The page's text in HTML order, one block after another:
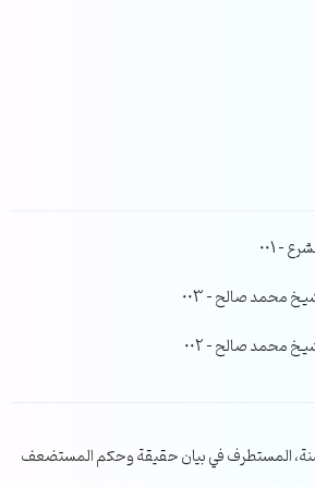
– 001
محمد صالح – 003
محمد صالح – 002
المستطرف في بيان حقيقة وحكم المستضعف